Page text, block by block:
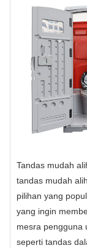
Tandas mudah
tandas mudah
pilihan yang
yang ingin
mesra pengguna
seperti tandas